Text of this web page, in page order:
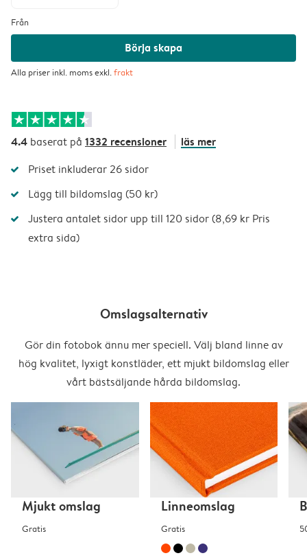
Från
Börja skapa
Alla priser inkl. moms exkl.frakt
4.4 baserat på 1332 recensioner läs mer
Priset inkluderar 26 sidor
Lägg till bildomslag (50 kr)
Justera antalet sidor upp till 120 sidor (8,69 kr Pris
extra sida)
Omslagsalternativ
Gör din fotobok ännu mer speciell. Välj bland linne av
hög kvalitet, lyxigt konstläder, ett mjukt bildomslag eller
vårt bästsäljande hårda bildomslag.
Mjukt omslag
Gratis
Linneomslag
Gratis